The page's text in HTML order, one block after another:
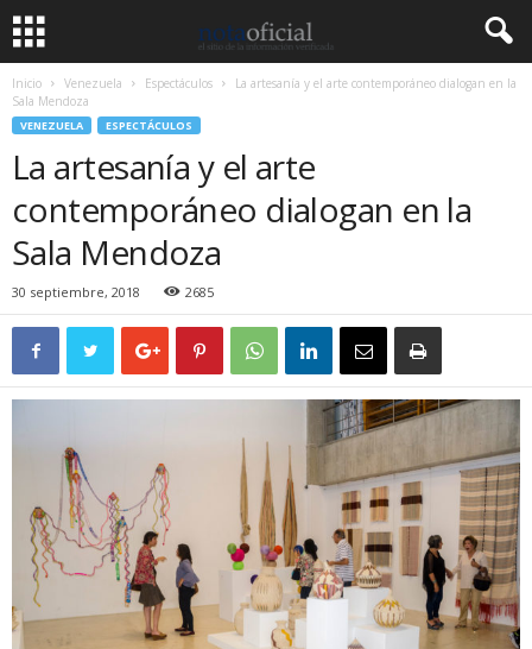
Inicio Venezuela Espectáculos
La artesanía y el arte contemporáneo dialogan en la
Sala Mendoza
VENEZUELA ESPECTÁCULOS
La artesanía y el arte
contemporáneo dialogan en la
Sala Mendoza
30 septiembre, 2018 2685